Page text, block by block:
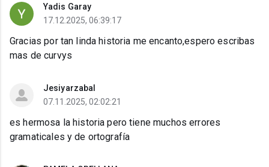
Yadis Garay
17.12.2025, 06:39:17
Gracias por tan linda historia me encanto,espero escribas
mas de curvys
Jesiyarzabal
07.11.2025, 02:02:21
es hermosa la historia pero tiene muchos errores
gramaticales y de ortografía